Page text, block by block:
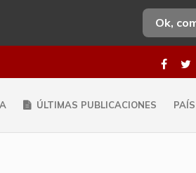
Ok,
ÚLTIMAS PUBLICACIONES PAÍS